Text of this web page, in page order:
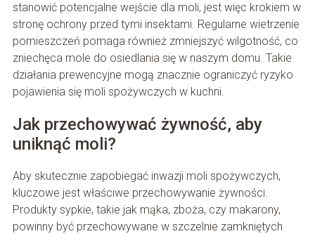
stanowić potencjalne wejście dla moli, jest więc krokiem w
stronę ochrony przed tymi insektami. Regularne wietrzenie
pomieszczeń pomaga również zmniejszyć wilgotność, co
zniechęca mole do osiedlania się w naszym domu. Takie
działania prewencyjne mogą znacznie ograniczyć ryzyko
pojawienia się moli spożywczych w kuchni.
Jak przechowywać żywność, aby
uniknąć moli?
Aby skutecznie zapobiegać inwazji moli spożywczych,
kluczowe jest właściwe przechowywanie żywności.
Produkty sypkie, takie jak mąka, zboża, czy makarony,
powinny być przechowywane w szczelnie zamkniętych